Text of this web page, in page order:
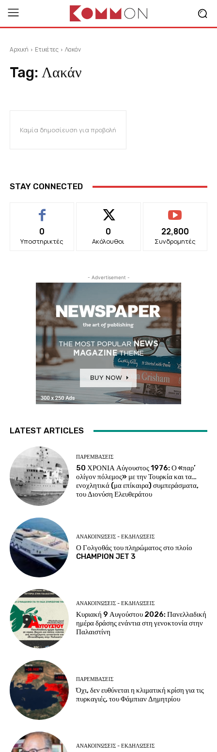
Αρχική Ετικέτες Λακάν
Tag: Λακάν
Καμία δημοσίευση για προβολή
STAY CONNECTED
0
Υποστηρικτές
0
Ακόλουθοι
22,800
Συνδρομητές
- Advertisement -
LATEST ARTICLES
ΠΑΡΕΜΒΑΣΕΙΣ
50 ΧΡΟΝΙΑ Αύγουστος 1976: Ο «παρ’
ολίγον πόλεμος» με την Τουρκία και τα…
ενοχλητικά (μα επίκαιρα) συμπεράσματα,
του Διονύση Ελευθεράτου
ΑΝΑΚΟΙΝΩΣΕΙΣ - ΕΚΔΗΛΩΣΕΙΣ
Ο Γολγοθάς του πληρώματος στο πλοίο
CHAMPION JET 3
ΑΝΑΚΟΙΝΩΣΕΙΣ - ΕΚΔΗΛΩΣΕΙΣ
Κυριακή 9 Αυγούστου 2026: Πανελλαδική
ημέρα δράσης ενάντια στη γενοκτονία στην
Παλαιστίνη
ΠΑΡΕΜΒΑΣΕΙΣ
Όχι, δεν ευθύνεται η κλιματική κρίση για τις
πυρκαγιές, του Φάμπιαν Δημητρίου
ΑΝΑΚΟΙΝΩΣΕΙΣ - ΕΚΔΗΛΩΣΕΙΣ